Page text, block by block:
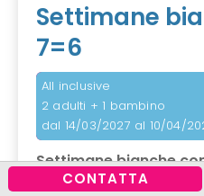
Settimane
7=6
All inclusive
2 adulti + 1 bambino
dal 14/03/2027 al 10/04/
Settimane bianche
omaggio!
CONTATTA